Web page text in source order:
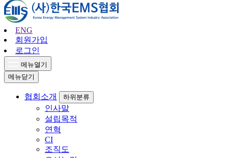
ENG
회원가입
로그인
메뉴열기
메뉴닫기
협회소개 하위분류
인사말
설립목적
연혁
CI
조직도